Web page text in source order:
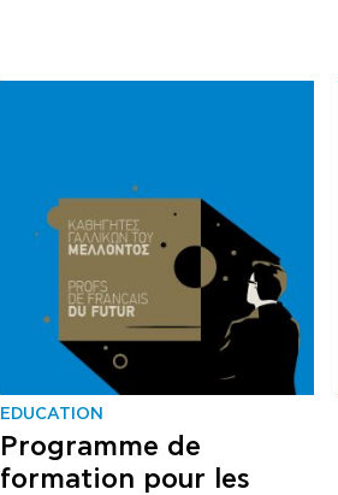
EDUCATION
Programme de
formation pour les